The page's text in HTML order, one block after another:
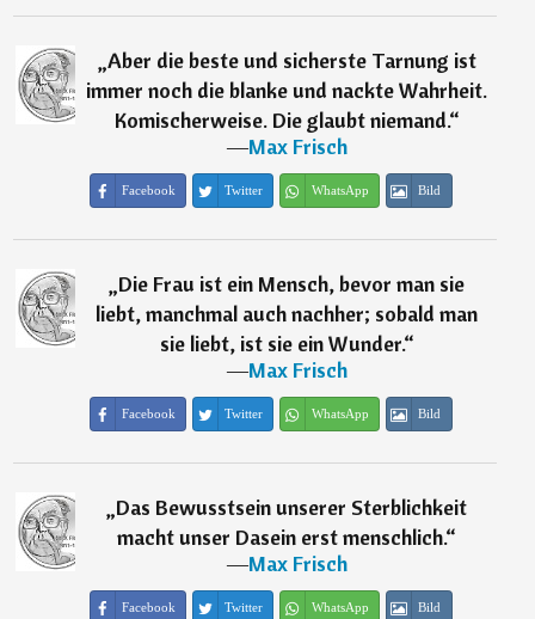
„Aber die beste und sicherste Tarnung ist
immer noch die blanke und nackte Wahrheit.
Komischerweise. Die glaubt niemand.“
―Max Frisch
Facebook Twitter WhatsApp Bild
„Die Frau ist ein Mensch, bevor man sie
liebt, manchmal auch nachher; sobald man
sie liebt, ist sie ein Wunder.“
―Max Frisch
Facebook Twitter WhatsApp Bild
„Das Bewusstsein unserer Sterblichkeit
macht unser Dasein erst menschlich.“
―Max Frisch
Facebook Twitter WhatsApp Bild